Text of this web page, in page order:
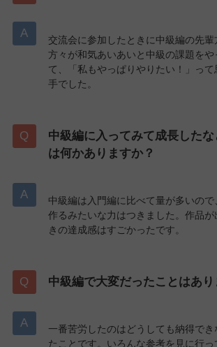
交流会に参加したときに中級編の先
方々が和気あいあいと中級の課題をや
て、「私もやっぱりやりたい！」っ
手でした。
中級編に入ってみて成長したな
は何かありますか？
中級編は入門編に比べて量が多いの
作るみたいな力はつきました。作品が
きの達成感はすごかったです。
中級編で大変だったことはあり
一番苦労したのはどうしても納得でき
たことです。いろんな参考を見に行